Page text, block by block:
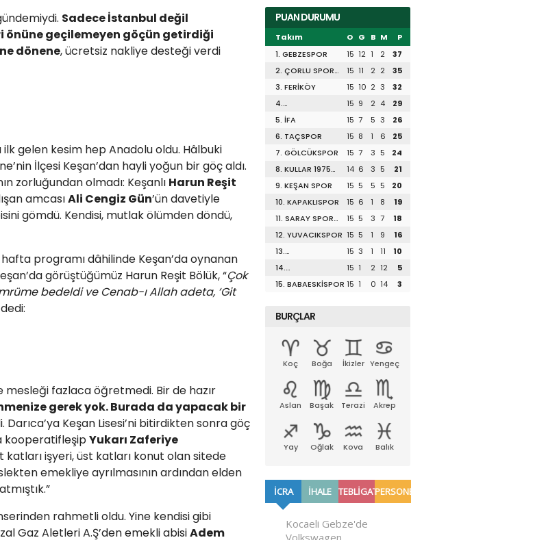
Sadece İstanbul değil
önüne geçilemeyen göçün getirdiği
dönene, ücretsiz nakliye desteği verdi
gelen kesim hep Anadolu oldu. Hâlbuki
İlçesi Keşan’dan hayli yoğun bir göç aldı.
zorluğundan olmadı: Keşanlı Harun Reşit
amcasıAli Cengiz Gün’ün davetiyle
gömdü. Kendisi, mutlak ölümden döndü,
hafta programı dâhilinde Keşan’da oynanan
görüştüğümüz Harun Reşit Bölük, “Çok
bedeldi ve Cenab-ı Allah adeta, ‘Git
mesleği fazlaca öğretmedi. Bir de hazır
gerek yok. Burada da yapacak bir
Darıca’ya Keşan Lisesi’ni bitirdikten sonra göç
kooperatifleşipYukarı Zaferiye
işyeri, üst katları konut olan sitede
emekliye ayrılmasının ardından elden
rahmetli oldu. Yine kendisi gibi
Gaz Aletleri A.Ş’den emekli abisiAdem
PUAN DURUMU
Takım O G B M
P
1. GEBZESPOR
15 12 1 2
37
2. ÇORLU SPOR
15 11 2 2
35
3. FERİKÖY
15 10 2 3
32
4.
DİLİSKELESİSPOR
15 9 2 4
29
5. İFA
15 7 5 3
26
6. TAÇSPOR
15 8 1 6
25
7. GÖLCÜKSPOR
15 7 3 5
24
8. KULLAR 1975
14 6 3 5
21
9. KEŞAN SPOR
15 5 5 5
20
10. KAPAKLISPOR
15 6 1 8
19
11. SARAY SPOR
15 5 3 7
18
12. YUVACIKSPOR 15 5 1 9
16
13.
15 3 1 11
10
14.
LÜLEBURGAZSPOR
15 1 2 12
5
15. BABAESKİSPOR 15 1 0 14 3
BURÇLAR
Koç Boğa İkizler Yengeç
Aslan Başak Terazi Akrep
Yay Oğlak Kova Balık